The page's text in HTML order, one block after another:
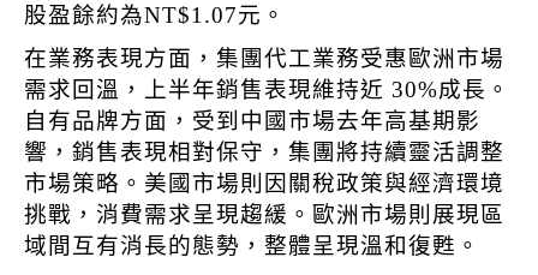
股盈餘約為NT$1.07元。
在業務表現方面，集團代工業務受惠歐洲市場
需求回溫，上半年銷售表現維持近 30%成長。
自有品牌方面，受到中國市場去年高基期影
響，銷售表現相對保守，集團將持續靈活調整
市場策略。美國市場則因關稅政策與經濟環境
挑戰，消費需求呈現趨緩。歐洲市場則展現區
域間互有消長的態勢，整體呈現溫和復甦。